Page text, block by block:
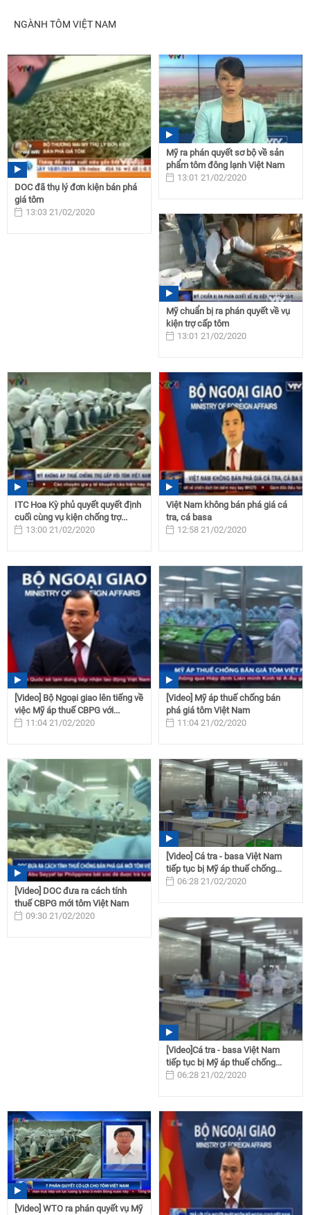
NGÀNH TÔM VIỆT NAM
DOC đã thụ lý đơn kiện bán phá
giá tôm
13:03 21/02/2020
Mỹ ra phán quyết sơ bộ về sản
phẩm tôm đông lạnh Việt Nam
13:01 21/02/2020
Mỹ chuẩn bị ra phán quyết về vụ
kiện trợ cấp tôm
13:01 21/02/2020
ITC Hoa Kỳ phủ quyết quyết định
cuối cùng vụ kiện chống trợ...
13:00 21/02/2020
Việt Nam không bán phá giá cá
tra, cá basa
12:58 21/02/2020
[Video] Bộ Ngoại giao lên tiếng về
việc Mỹ áp thuế CBPG với...
11:04 21/02/2020
[Video] Mỹ áp thuế chống bán
phá giá tôm Việt Nam
11:04 21/02/2020
[Video] DOC đưa ra cách tính
thuế CBPG mới tôm Việt Nam
09:30 21/02/2020
[Video] Cá tra - basa Việt Nam
tiếp tục bị Mỹ áp thuế chống...
06:28 21/02/2020
[Video]Cá tra - basa Việt Nam
tiếp tục bị Mỹ áp thuế chống...
06:28 21/02/2020
[Video] WTO ra phán quyết vụ Mỹ